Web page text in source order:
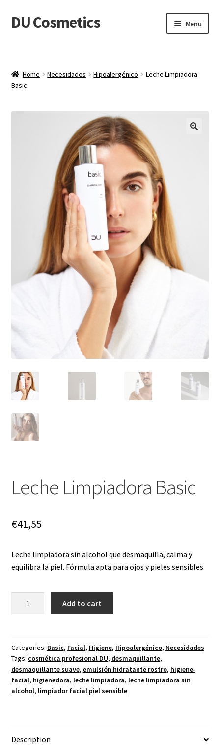
Skip
to
Skip
to
DU Cosmetics Menu
Productos
Home Necesidades Hipoalergénico
Leche Limpiadora
Basic
Leche Limpiadora Basic
€41,55
Leche limpiadora sin alcohol que desmaquilla, calma y
equilibra la piel. Fórmula apta para ojos y pieles sensibles.
Add to cart
Categories: Basic, Facial, Higiene, Hipoalergénico, Necesidades
Tags: cosmética profesional DU, desmaquillante,
desmaquillante suave, emulsión hidratante rostro, higiene-
facial, higienedora, leche limpiadora, leche limpiadora sin
alcohol, limpiador facial piel sensible
Description